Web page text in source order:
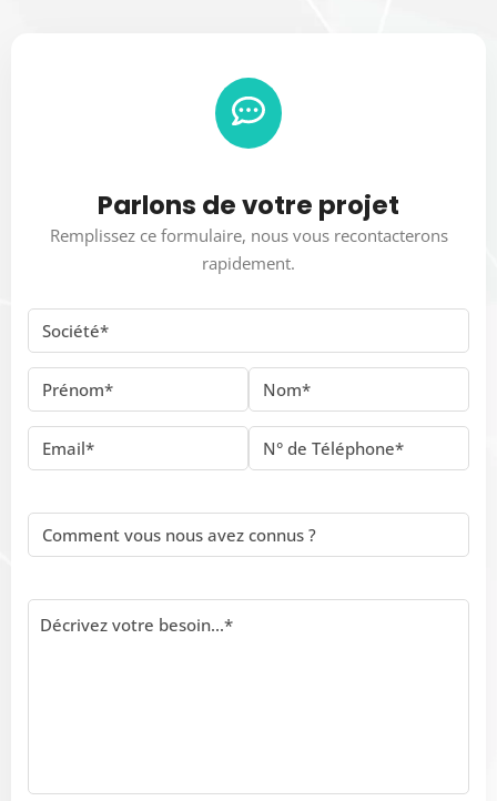
Parlons de votre projet
Remplissez ce formulaire, nous vous recontacterons
rapidement.